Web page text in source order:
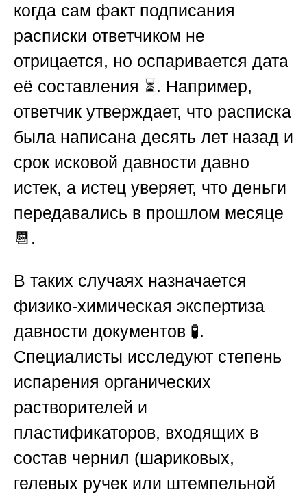
когда сам факт подписания
расписки ответчиком не
отрицается, но оспаривается дата
её составления ⏳. Например,
ответчик утверждает, что расписка
была написана десять лет назад и
срок исковой давности давно
истек, а истец уверяет, что деньги
передавались в прошлом месяце
📆.
В таких случаях назначается
физико-химическая экспертиза
давности документов 🧪.
Специалисты исследуют степень
испарения органических
растворителей и
пластификаторов, входящих в
состав чернил (шариковых,
гелевых ручек или штемпельной